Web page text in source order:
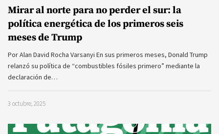
Mirar al norte para no perder el sur: la
política energética de los primeros seis
meses de Trump
Por Alan David Rocha Varsanyi En sus primeros meses, Donald Trump
relanzó su política de “combustibles fósiles primero” mediante la
declaración de…
3 octubre, 2025